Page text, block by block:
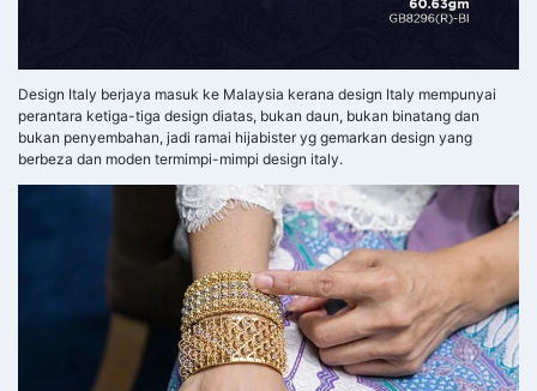
Design Italy berjaya masuk ke Malaysia kerana design Italy mempunyai
perantara ketiga-tiga design diatas, bukan daun, bukan binatang dan
bukan penyembahan, jadi ramai hijabister yg gemarkan design yang
berbeza dan moden termimpi-mimpi design italy.